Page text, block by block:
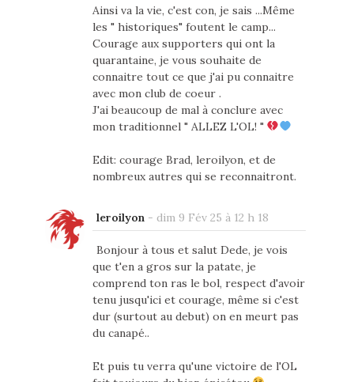
Ainsi va la vie, c'est con, je sais ...Même
les " historiques" foutent le camp...
Courage aux supporters qui ont la
quarantaine, je vous souhaite de
connaitre tout ce que j'ai pu connaitre
avec mon club de coeur .
J'ai beaucoup de mal à conclure avec
mon traditionnel " ALLEZ L'OL! "
Edit: courage Brad, leroilyon, et de
nombreux autres qui se reconnaitront.
leroilyon - dim 9 Fév 25 à 12 h 18
Bonjour à tous et salut Dede, je vois
que t'en a gros sur la patate, je
comprend ton ras le bol, respect d'avoir
tenu jusqu'ici et courage, même si c'est
dur (surtout au debut) on en meurt pas
du canapé..
Et puis tu verra qu'une victoire de l'OL